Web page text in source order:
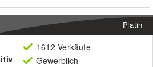
Platin
1612 Verkäufe
Gewerblich